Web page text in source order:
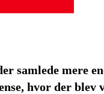
samlede mere
hvor der